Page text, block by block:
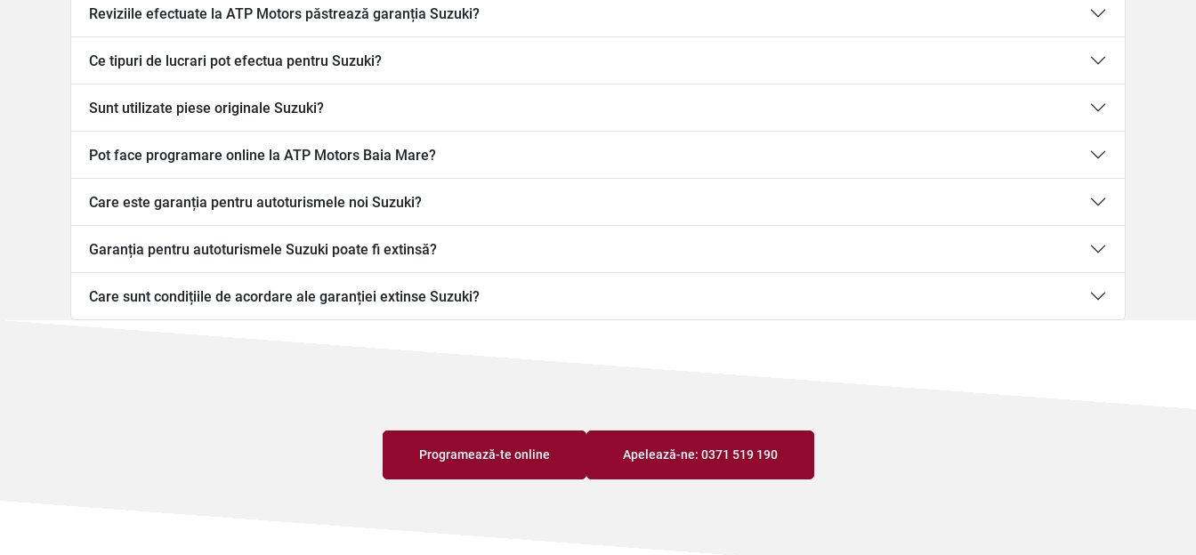
Reviziile efectuate la ATP Motors păstrează garanția Suzuki?
Ce tipuri de lucrari pot efectua pentru Suzuki?
Sunt utilizate piese originale Suzuki?
Pot face programare online la ATP Motors Baia Mare?
Care este garanția pentru autoturismele noi Suzuki?
Garanția pentru autoturismele Suzuki poate fi extinsă?
Care sunt condițiile de acordare ale garanției extinse Suzuki?
Programează-te online Apelează-ne: 0371 519 190